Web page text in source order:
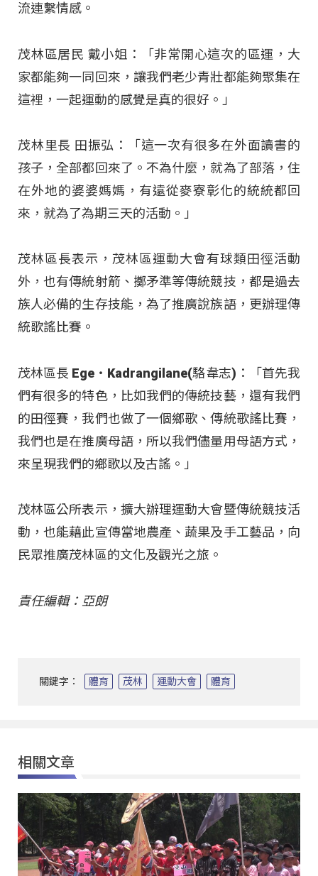
流連繫情感。
茂林區居民 戴小姐：「非常開心這次的區運，大
家都能夠一同回來，讓我們老少青壯都能夠聚集在
這裡，一起運動的感覺是真的很好。」
茂林里長 田振弘：「這一次有很多在外面讀書的
孩子，全部都回來了。不為什麼，就為了部落，住
在外地的婆婆媽媽，有遠從麥寮彰化的統統都回
來，就為了為期三天的活動。」
茂林區長表示，茂林區運動大會有球類田徑活動
外，也有傳統射箭、擲矛準等傳統競技，都是過去
族人必備的生存技能，為了推廣說族語，更辦理傳
統歌謠比賽。
茂林區長 Ege‧Kadrangilane(駱韋志)：「首先我
們有很多的特色，比如我們的傳統技藝，還有我們
的田徑賽，我們也做了一個鄉歌、傳統歌謠比賽，
我們也是在推廣母語，所以我們儘量用母語方式，
來呈現我們的鄉歌以及古謠。」
茂林區公所表示，擴大辦理運動大會暨傳統競技活
動，也能藉此宣傳當地農產、蔬果及手工藝品，向
民眾推廣茂林區的文化及觀光之旅。
責任編輯：亞朗
關鍵字： 體育 茂林 運動大會 體育
相關文章